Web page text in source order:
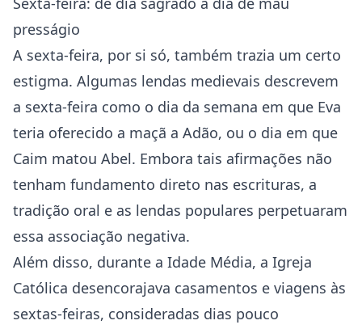
presságio
A sexta-feira, por si só, também trazia um certo
estigma. Algumas lendas medievais descrevem
a sexta-feira como o dia da semana em que Eva
teria oferecido a maçã a Adão, ou o dia em que
Caim matou Abel. Embora tais afirmações não
tenham fundamento direto nas escrituras, a
tradição oral e as lendas populares perpetuaram
essa associação negativa.
Além disso, durante a Idade Média, a Igreja
Católica desencorajava casamentos e viagens às
sextas-feiras, consideradas dias pouco